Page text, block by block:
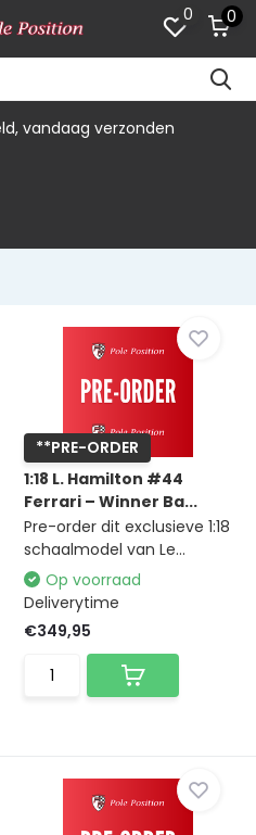
0 0
& race merchandise
**PRE-ORDER
1:18 L. Hamilton #44
Ferrari – Winner Ba...
Pre-order dit exclusieve 1:18
schaalmodel van Le...
Op voorraad
Deliverytime
€349,95